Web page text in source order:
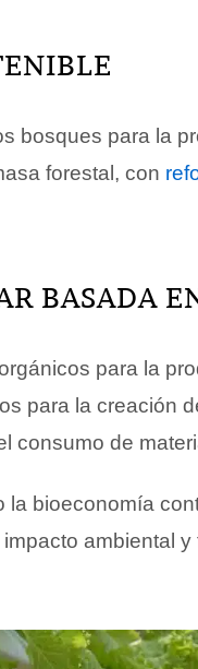
bosques para la
forestal, con
BASADA
para la
para la creación
consumo de
la bioeconomía
ambiental